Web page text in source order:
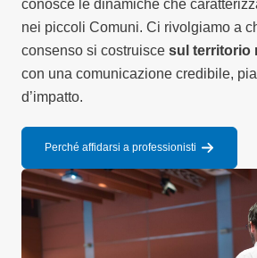
conosce le dinamiche che
nei piccoli Comuni. Ci rivolgiamo a
consenso si costruisce sul territorio
con una comunicazione credibile,
d’impatto.
Perché affidarsi a professionisti